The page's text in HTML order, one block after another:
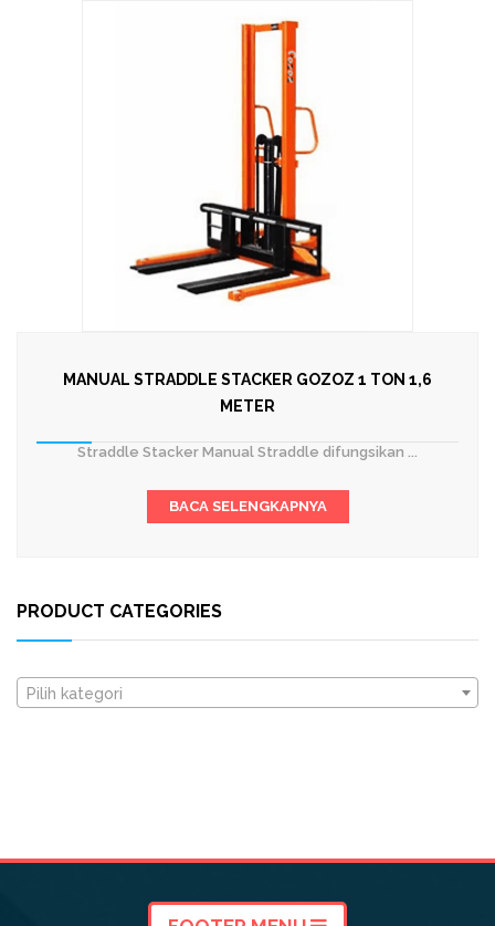
MANUAL STRADDLE STACKER GOZOZ 1 TON 1,6
METER
Straddle Stacker Manual Straddle difungsikan ...
BACA SELENGKAPNYA
PRODUCT CATEGORIES
Pilih kategori